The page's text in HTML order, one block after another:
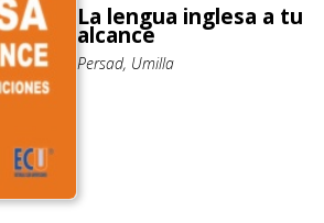
La lengua inglesa a tu
alcance
Persad, Umilla